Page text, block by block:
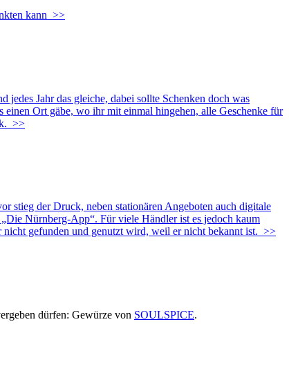
kann >>
Jahr das gleiche, dabei sollte Schenken doch was
Ort gäbe, wo ihr mit einmal hingehen, alle Geschenke für
>>
stieg der Druck, neben stationären Angeboten auch digitale
Nürnberg-App“. Für viele Händler ist es jedoch kaum
gefunden und genutzt wird, weil er nicht bekannt ist. >>
dürfen: Gewürze von SOULSPICE.